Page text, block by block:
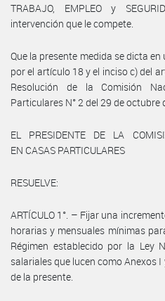
TRABAJO, EMPLEO y
intervención que le compete.
Que la presente medida se dicta
por el artículo 18 y el inciso c) del
Resolución de la Comisión
Particulares N° 2 del 29 de octubre
EL PRESIDENTE DE LA
EN CASAS PARTICULARES
RESUELVE:
ARTÍCULO 1°. – Fijar una
horarias y mensuales mínimas
Régimen establecido por la Ley
salariales que lucen como Anexos
de la presente.